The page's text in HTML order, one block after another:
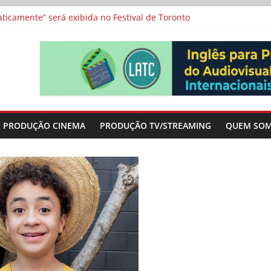
será exibida no Festival de Toronto
e divide prêmio principal entre “Manas” e “O Agente Secreto”
metragens sobre envelhecimento criados a partir de histórias
“Os Feiticeiros Inocentes” e filme-tributo de Wajda a
PRODUÇÃO CINEMA PRODUÇÃO TV/STREAMING QUEM